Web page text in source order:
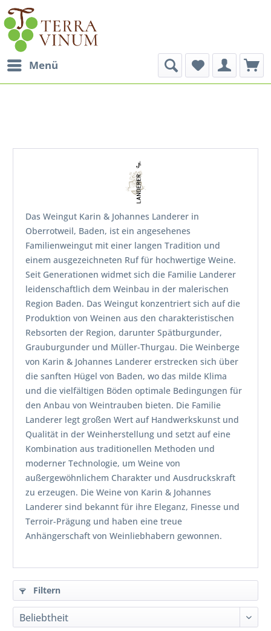
Menü
Das Weingut Karin & Johannes Landerer in
Oberrotweil, Baden, ist ein angesehenes
Familienweingut mit einer langen Tradition und
einem ausgezeichneten Ruf für hochwertige Weine.
Seit Generationen widmet sich die Familie Landerer
leidenschaftlich dem Weinbau in der malerischen
Region Baden. Das Weingut konzentriert sich auf die
Produktion von Weinen aus den charakteristischen
Rebsorten der Region, darunter Spätburgunder,
Grauburgunder und Müller-Thurgau. Die Weinberge
von Karin & Johannes Landerer erstrecken sich über
die sanften Hügel von Baden, wo das milde Klima
und die vielfältigen Böden optimale Bedingungen für
den Anbau von Weintrauben bieten. Die Familie
Landerer legt großen Wert auf Handwerkskunst und
Qualität in der Weinherstellung und setzt auf eine
Kombination aus traditionellen Methoden und
moderner Technologie, um Weine von
außergewöhnlichem Charakter und Ausdruckskraft
zu erzeugen. Die Weine von Karin & Johannes
Landerer sind bekannt für ihre Eleganz, Finesse und
Terroir-Prägung und haben eine treue
Anhängerschaft von Weinliebhabern gewonnen.
Filtern